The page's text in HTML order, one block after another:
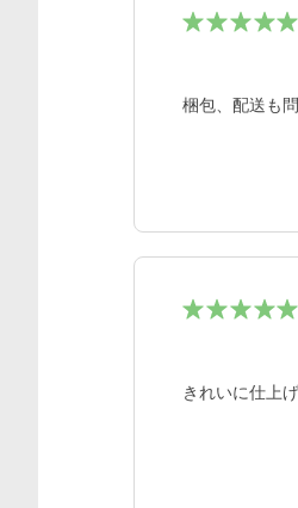
梱包、配送も
きれいに仕上